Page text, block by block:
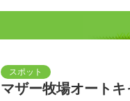
マザー牧場オート